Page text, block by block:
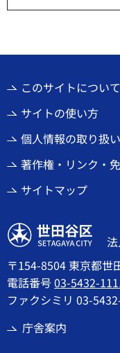
このサイトについて
サイトの使い方
個人情報の取り扱い
著作権・リンク・
サイトマップ
世田谷区
〒154-8504 東京都世
電話番号03-5432-
ファクシミリ 03-
庁舎案内